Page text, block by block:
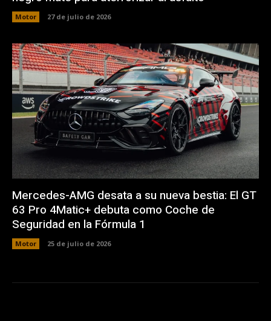
Motor 27 de julio de 2026
Mercedes-AMG desata a su nueva bestia: El GT
63 Pro 4Matic+ debuta como Coche de
Seguridad en la Fórmula 1
Motor 25 de julio de 2026